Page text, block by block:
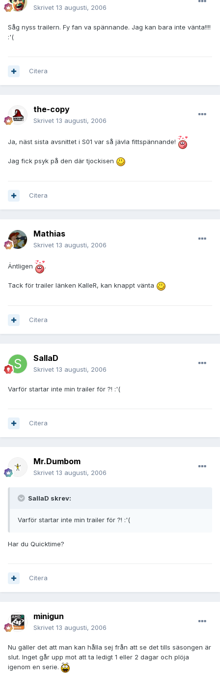
Skrivet 13 augusti, 2006
Såg nyss trailern. Fy fan va spännande. Jag kan bara inte vänta!!!!
:'(
Citera
the-copy
Skrivet 13 augusti, 2006
Ja, näst sista avsnittet i S01 var så jävla fittspännande!
Jag fick psyk på den där tjockisen
Citera
Mathias
Skrivet 13 augusti, 2006
Äntligen .
Tack för trailer länken KalleR, kan knappt vänta
Citera
SallaD
Skrivet 13 augusti, 2006
Varför startar inte min trailer för ?! :'(
Citera
Mr.Dumbom
Skrivet 13 augusti, 2006
SallaD skrev:
Varför startar inte min trailer för ?! :'(
Har du Quicktime?
Citera
minigun
Skrivet 13 augusti, 2006
Nu gäller det att man kan hålla sej från att se det tills säsongen är
slut. Inget går upp mot att ta ledigt 1 eller 2 dagar och plöja
igenom en serie.